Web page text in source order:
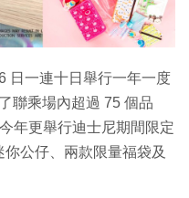
日一連十日舉行一年一度
聯乘場內超過 75 個品
年更舉行迪士尼期間限定
你公仔、兩款限量福袋及